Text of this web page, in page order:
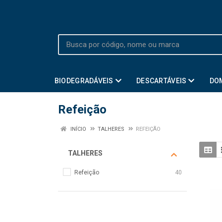
BIODEGRADÁVEIS DESCARTÁVEIS
Refeição
INÍCIO TALHERES REFEIÇÃO
TALHERES
Refeição 40